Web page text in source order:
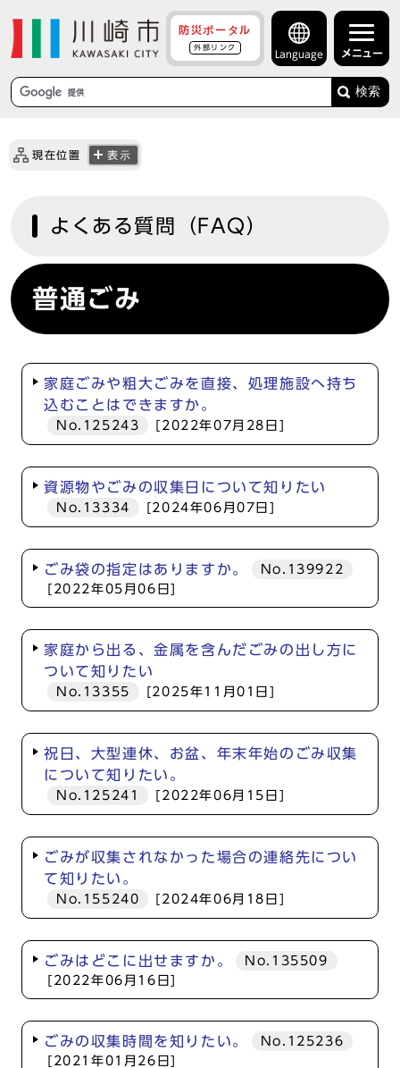
防災ポータル
外部リンク
Language メニュー
検索
現在位置 表示
よくある質問（FAQ）
普通ごみ
家庭ごみや粗大ごみを直接、処理施設へ持ち
込むことはできますか。
No.125243 [2022年07月28日]
資源物やごみの収集日について知りたい
No.13334 [2024年06月07日]
ごみ袋の指定はありますか。
No.139922
[2022年05月06日]
家庭から出る、金属を含んだごみの出し方に
ついて知りたい
No.13355 [2025年11月01日]
祝日、大型連休、お盆、年末年始のごみ収集
について知りたい。
No.125241 [2022年06月15日]
ごみが収集されなかった場合の連絡先につい
て知りたい。
No.155240 [2024年06月18日]
ごみはどこに出せますか。
No.135509
[2022年06月16日]
ごみの収集時間を知りたい。
No.125236
[2021年01月26日]